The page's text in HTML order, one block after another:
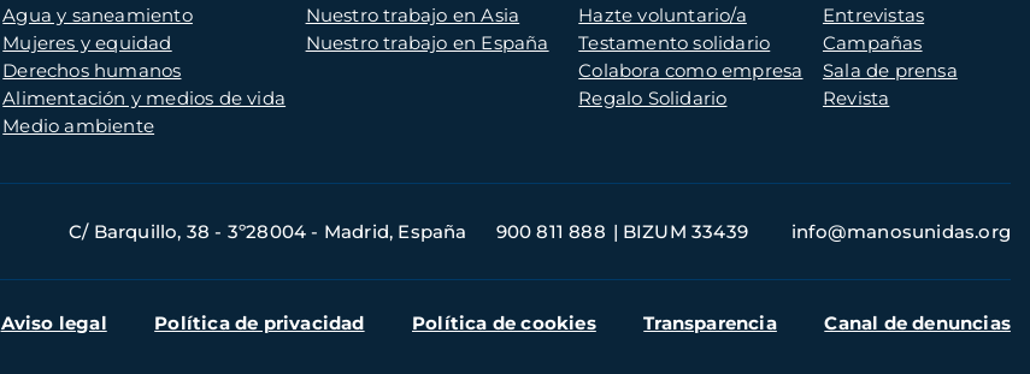
Agua y saneamiento
Mujeres y equidad
Derechos humanos
Alimentación y medios de vida
Medio ambiente
Nuestro trabajo en Asia
Nuestro trabajo en España
Hazte voluntario/a
Testamento solidario
Colabora como empresa
Regalo Solidario
Entrevistas
Campañas
Sala de prensa
Revista
C/ Barquillo, 38 - 3º28004 - Madrid, España 900 811 888 BIZUM 33439 info@manosunidas.org
Aviso legal Política de privacidad Política de cookies Transparencia Canal de denuncias